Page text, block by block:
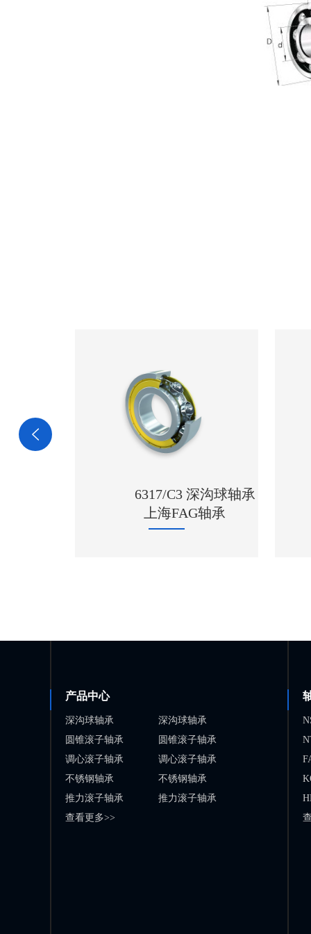
6317/C3 深沟球轴承
上海FAG轴承
产品中心
深沟球轴承
圆锥滚子轴承
调心滚子轴承
不锈钢轴承
推力滚子轴承
查看更多>>
深沟球轴承
圆锥滚子轴承
调心滚子轴承
不锈钢轴承
推力滚子轴承